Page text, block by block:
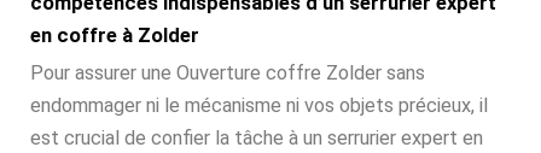
en coffre à Zolder
Pour assurer une Ouverture coffre Zolder sans
endommager ni le mécanisme ni vos objets précieux, il
est crucial de confier la tâche à un serrurier expert en